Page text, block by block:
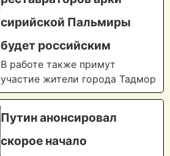
сирийской Пальмиры
будет российским
В работе также примут
участие жители города Тадмор
Путин анонсировал
скорое начало